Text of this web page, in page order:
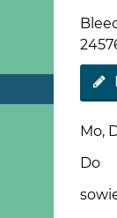
Mo,
Do